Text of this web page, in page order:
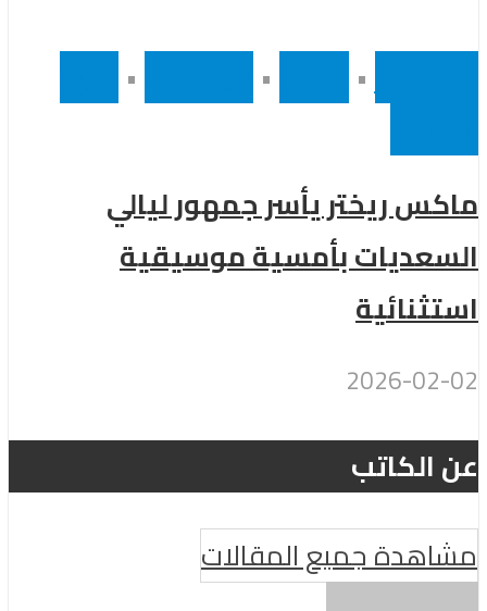
•
•
•
ماكس ريختر يأسر جمهور ليالي
السعديات بأمسية موسيقية
استثنائية
2026-02-02
عن الكاتب
مشاهدة جميع المقالات